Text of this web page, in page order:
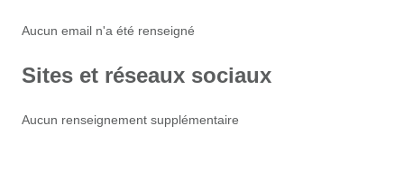
Aucun email n'a été renseigné
Sites et réseaux sociaux
Aucun renseignement supplémentaire